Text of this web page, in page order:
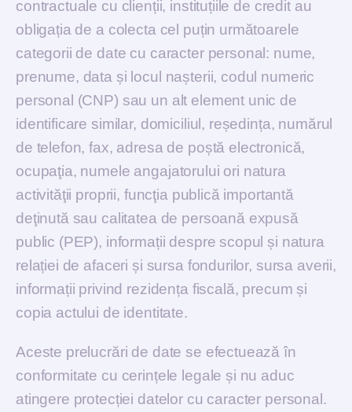
contractuale cu clienții, instituțiile de credit au
obligația de a colecta cel puțin următoarele
categorii de date cu caracter personal: nume,
prenume, data și locul nașterii, codul numeric
personal (CNP) sau un alt element unic de
identificare similar, domiciliul, reședința, numărul
de telefon, fax, adresa de poștă electronică,
ocupaţia, numele angajatorului ori natura
activităţii proprii, funcţia publică importantă
deţinută sau calitatea de persoană expusă
public (PEP), informații despre scopul și natura
relației de afaceri și sursa fondurilor, sursa averii,
informații privind rezidența fiscală, precum și
copia actului de identitate.
Aceste prelucrări de date se efectuează în
conformitate cu cerințele legale și nu aduc
atingere protecției datelor cu caracter personal.